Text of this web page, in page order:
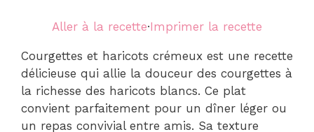
Aller à la recette·Imprimer la recette
Courgettes et haricots crémeux est une recette
délicieuse qui allie la douceur des courgettes à
la richesse des haricots blancs. Ce plat
convient parfaitement pour un dîner léger ou
un repas convivial entre amis. Sa texture